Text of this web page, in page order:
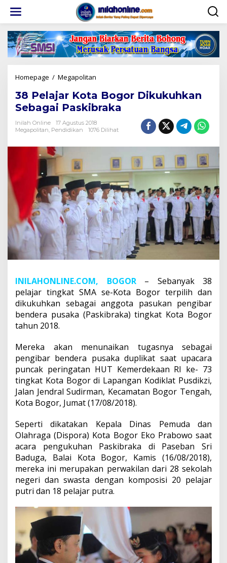
konten
Homepage / Megapolitan
Kota
Bogor
Dikukuhkan
Sebagai
Paskibraka
38 Pelajar Kota Bogor Dikukuhkan
Sebagai Paskibraka
Inilah Online
17 Agustus 2018
Megapolitan Pendidikan 1076 Dilihat
INILAHONLINE.COM, BOGOR– Sebanyak 38
pelajar tingkat SMA se-Kota Bogor terpilih dan
dikukuhkan sebagai anggota pasukan pengibar
bendera pusaka (Paskibraka) tingkat Kota Bogor
tahun 2018.
Mereka akan menunaikan tugasnya sebagai
pengibar bendera pusaka duplikat saat upacara
puncak peringatan HUT Kemerdekaan RI ke- 73
tingkat Kota Bogor di Lapangan Kodiklat Pusdikzi,
Jalan Jendral Sudirman, Kecamatan Bogor Tengah,
Kota Bogor, Jumat (17/08/2018).
Seperti dikatakan Kepala Dinas Pemuda dan
Olahraga (Dispora) Kota Bogor Eko Prabowo saat
acara pengukuhan Paskibraka di Paseban Sri
Baduga, Balai Kota Bogor, Kamis (16/08/2018),
mereka ini merupakan perwakilan dari 28 sekolah
negeri dan swasta dengan komposisi 20 pelajar
putri dan 18 pelajar putra.